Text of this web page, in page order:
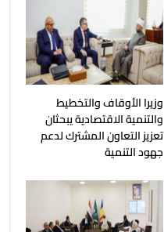
وزيرا الأوقاف والتخطيط
والتنمية الاقتصادية يبحثان
تعزيز التعاون المشترك لدعم
جهود التنمية